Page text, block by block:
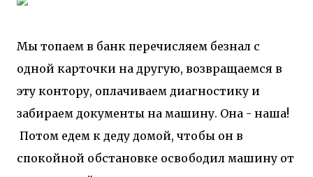
Мы топаем в банк перечисляем безнал с
одной карточки на другую, возвращаемся в
эту контору, оплачиваем диагностику и
забираем документы на машину. Она - наша!
Потом едем к деду домой, чтобы он в
спокойной обстановке освободил машину от